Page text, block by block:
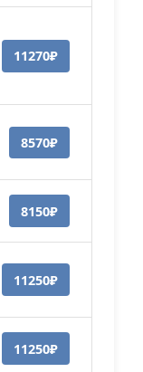
11270₽
8570₽
8150₽
11250₽
11250₽